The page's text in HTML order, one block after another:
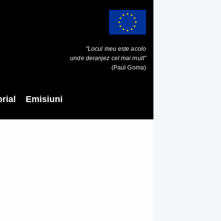
"Locul meu este acolo
unde deranjez cel mai mult"
(Paul Goma)
Emisiuni